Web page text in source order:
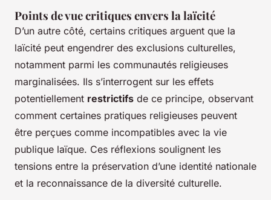
Points de vue critiques envers la laïcité
D’un autre côté, certains critiques arguent que la
laïcité peut engendrer des exclusions culturelles,
notamment parmi les communautés religieuses
marginalisées. Ils s’interrogent sur les effets
potentiellement restrictifs de ce principe, observant
comment certaines pratiques religieuses peuvent
être perçues comme incompatibles avec la vie
publique laïque. Ces réflexions soulignent les
tensions entre la préservation d’une identité nationale
et la reconnaissance de la diversité culturelle.